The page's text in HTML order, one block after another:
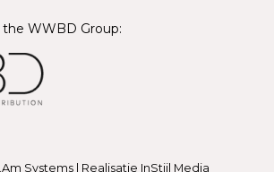
WWBD Group:
Systems | Realisatie InStijl Media